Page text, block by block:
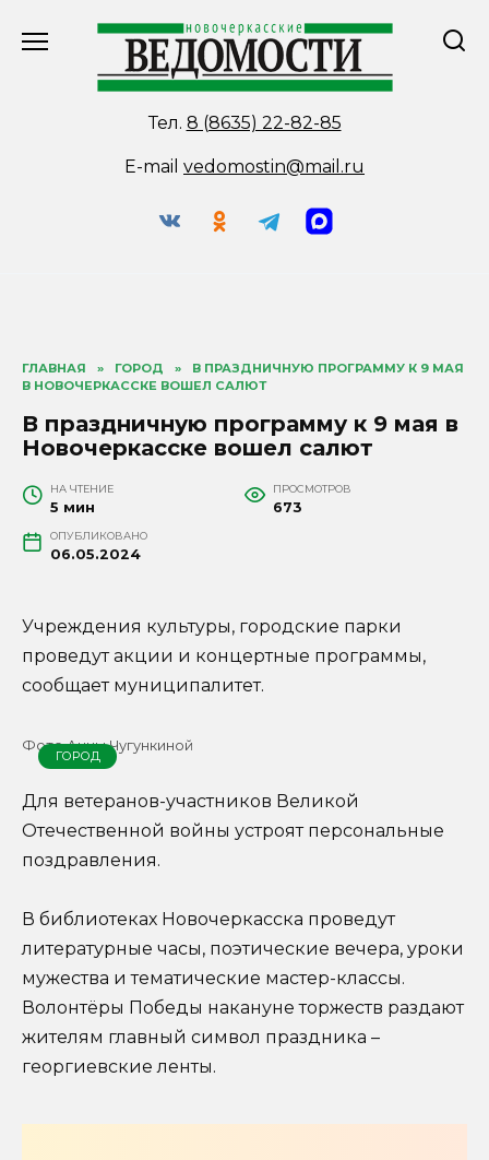
Тел. 8 (8635) 22-82-85
E-mail vedomostin@mail.ru
ГЛАВНАЯ » ГОРОД »
В ПРАЗДНИЧНУЮ ПРОГРАММУ К 9 МАЯ
В НОВОЧЕРКАССКЕ ВОШЕЛ САЛЮТ
В праздничную программу к 9 мая в
Новочеркасске вошел салют
НА ЧТЕНИЕ
5 мин
ПРОСМОТРОВ
673
ОПУБЛИКОВАНО
06.05.2024
Учреждения культуры, городские парки
проведут акции и концертные программы,
сообщает муниципалитет.
Фото Анны Чугункиной
ГОРОД
Для ветеранов-участников Великой
Отечественной войны устроят персональные
поздравления.
В библиотеках Новочеркасска проведут
литературные часы, поэтические вечера, уроки
мужества и тематические мастер-классы.
Волонтёры Победы накануне торжеств раздают
жителям главный символ праздника –
георгиевские ленты.